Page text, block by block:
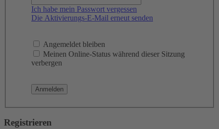
Ich habe mein Passwort vergessen
Die Aktivierungs-E-Mail erneut senden
Angemeldet bleiben
Meinen Online-Status während dieser Sitzung
verbergen
Registrieren